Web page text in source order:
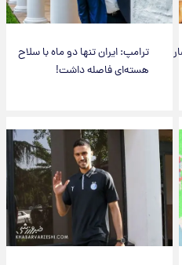
ترامپ: ایران تنها دو ماه با سلاح
هسته‌ای فاصله داشت!